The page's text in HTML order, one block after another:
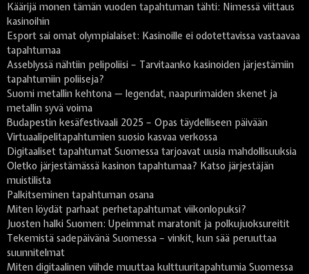
Käärijä monen tämän vuoden tapahtuman tähti: Nimessä viittaus
kasinoihin
Esport sai omat olympialaiset: Kasinoille ei odotettavissa vastaavaa
tapahtumaa
Asseblyssä nähtiin pelipoliisi – Tarvitaanko kasinoiden järjestämiin
tapahtumiin poliiseja?
Suomi metallin kehtona — legendat, naapurimaiden skenet ja
metallin syvä voima
Budapestin kesäfestivaali 2025 – Opas täydelliseen päivään
Virtuaalipelitapahtumien suosio kasvaa verkossa
Digitaaliset tapahtumat Suomessa tarjoavat uusia mahdollisuuksia
Oletko järjestämässä kasinon tapahtumaa? Katso järjestäjän
muistilista
Palkitseminen tapahtuman osana
Miten löydät parhaat perhetapahtumat viikonlopuksi?
Juosten halki Suomen: Upeimmat maratonit ja polkujuoksureitit
Tekemistä sadepäivänä Suomessa – vinkit, kun sää peruuttaa
suunnitelmat
Miten digitaalinen viihde muuttaa kulttuuritapahtumia Suomessa